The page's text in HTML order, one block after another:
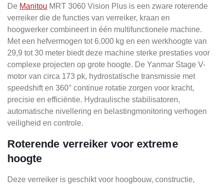
De Manitou MRT 3060 Vision Plus is een zware roterende
verreiker die de functies van verreiker, kraan en
hoogwerker combineert in één multifunctionele machine.
Met een hefvermogen tot 6.000 kg en een werkhoogte van
29,9 tot 30 meter biedt deze machine sterke prestaties voor
complexe projecten op grote hoogte. De Yanmar Stage V-
motor van circa 173 pk, hydrostatische transmissie met
speedshift en 360° continue rotatie zorgen voor kracht,
precisie en efficiëntie. Hydraulische stabilisatoren,
automatische nivellering en belastingmonitoring verhogen
veiligheid en controle.
Roterende verreiker voor extreme
hoogte
Deze verreiker is geschikt voor hoogbouw, constructie,